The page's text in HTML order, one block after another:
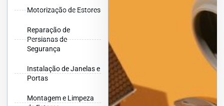
Motorização de Estores
Reparação de
Persianas de
Segurança
Instalação de Janelas e
Portas
Montagem e Limpeza